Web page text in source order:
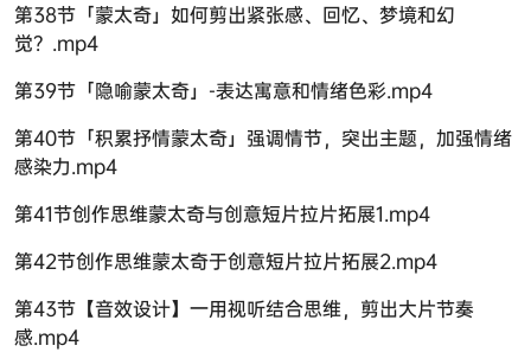
第38节「蒙太奇」如何剪出紧张感、回忆、梦境和幻
觉？.mp4
第39节「隐喻蒙太奇」-表达寓意和情绪色彩.mp4
第40节「积累抒情蒙太奇」强调情节，突出主题，加强情绪
感染力.mp4
第41节创作思维蒙太奇与创意短片拉片拓展1.mp4
第42节创作思维蒙太奇于创意短片拉片拓展2.mp4
第43节【音效设计】一用视听结合思维，剪出大片节奏
感.mp4